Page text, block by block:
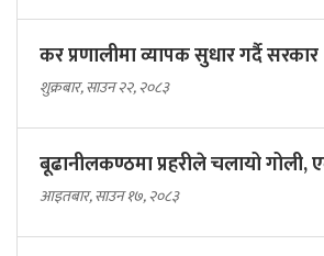
कर प्रणालीमा व्यापक सुधार गर्दै सरकार
शुक्रबार, साउन २२, २०८३
बूढानीलकण्ठमा प्रहरीले चलायो गोली,
आइतबार, साउन १७, २०८३